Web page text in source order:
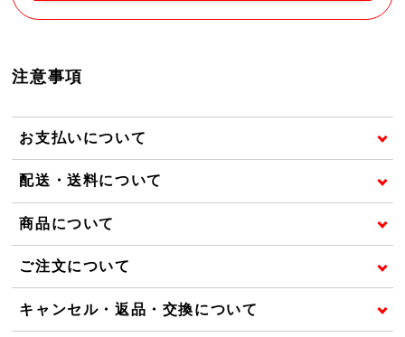
注意事項
お支払いについて
配送・送料について
商品について
ご注文について
キャンセル・返品・交換について